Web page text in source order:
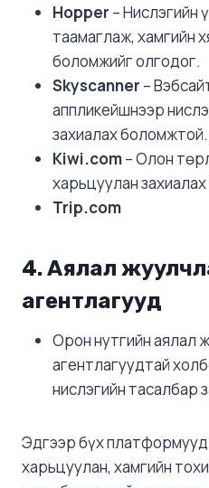
Hopper – Нислэгийн
таамаглаж, хамгийн
боломжийг олгодог.
Skyscanner –
аппликейшнээр
захиалах боломжтой.
Kiwi.com– Олон
харьцуулан
Trip.com
4. Аялал
агентлагууд
Орон нутгийн аялал
агентлагуудтай
нислэгийн тасалбар
Эдгээр бүх платформууд
харьцуулан, хамгийн